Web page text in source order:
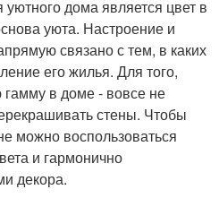
дома является цвет в
уюта. Настроение и
связано с тем, в каких
его жилья. Для того,
в доме - вовсе не
стены. Чтобы
можно воспользоваться
и гармонично
декора.